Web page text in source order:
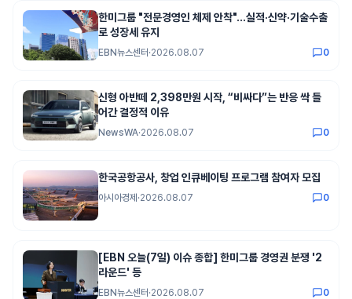
한미그룹 "전문경영인 체제 안착"…실적·신약·기술수출
로 성장세 유지
EBN뉴스센터 ·2026.08.07 0
신형 아반떼 2,398만원 시작, “비싸다”는 반응 싹 들
어간 결정적 이유
NewsWA·2026.08.07 0
한국공항공사, 창업 인큐베이팅 프로그램 참여자 모집
아시아경제 ·2026.08.07 0
[EBN 오늘(7일) 이슈 종합] 한미그룹 경영권 분쟁 '2
라운드' 등
EBN뉴스센터 ·2026.08.07 0